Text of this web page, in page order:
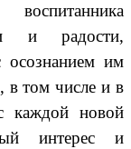
и радости,
осознанием им
в том числе и в
каждой новой
интерес и